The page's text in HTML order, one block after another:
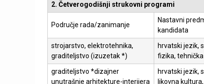
2. Četverogodišnji strukovni programi
Područje rada/zanimanje
Nastavni
kandidata
strojarstvo, elektrotehnika,
graditeljstvo (izuzetak *)
hrvatski jezik,
fizika,
graditeljstvo *dizajner
unutrašnje arhitekture-interijera
hrvatski jezik,
likovna